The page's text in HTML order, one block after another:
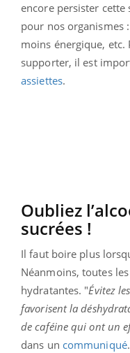
encore persister cette
pour nos organismes
moins énergique,
supporter, il est
assiettes.
Oubliez
sucrées !
Il faut boire plus
Néanmoins, toutes
hydratantes. "Évitez les
favorisent la
de caféine qui ont un
dans un communiqué